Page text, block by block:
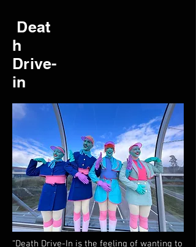
Deat
h
Drive-
in
“Death Drive-In is the feeling of wanting to